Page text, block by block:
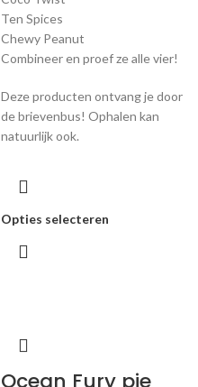
Ten Spices
Chewy Peanut
Combineer en proef ze alle vier!
Deze producten ontvang je door
de brievenbus! Ophalen kan
natuurlijk ook.
Opties selecteren
Ocean Fury pie